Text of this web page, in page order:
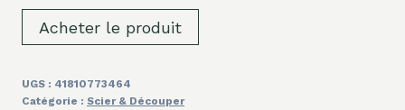
Acheter le produit
UGS : 41810773464
Catégorie : Scier & Découper